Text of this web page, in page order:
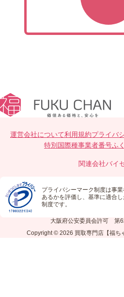
運営会社について利用規約プライバ
特別国際種事業者番号ふ
関連会社バイ
プライバシーマーク制度は事
あるかを評価し、基準に適合
制度です。
大阪府公安委員会許可 第
Copyright © 2026 買取専門店【福ち